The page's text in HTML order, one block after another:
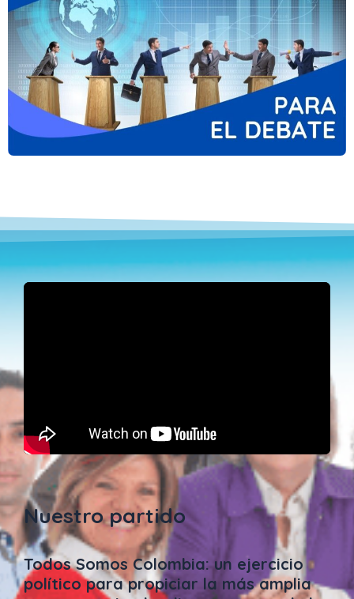
Nuestro partido
Todos Somos Colombia: un ejercicio
político para propiciar la más amplia